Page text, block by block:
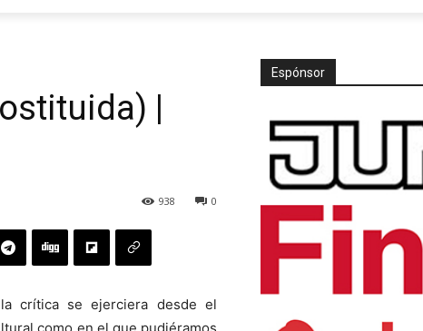
|
0
938
crítica se ejerciera desde el
Espónsor